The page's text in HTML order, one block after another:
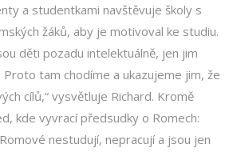
a studentkami navštěvuje školy s
žáků, aby je motivoval ke studiu.
děti pozadu intelektuálně, jen jim
tam chodíme a ukazujeme jim, že
cílů,“ vysvětluje Richard. Kromě
kde vyvrací předsudky o Romech:
nestudují, nepracují a jsou jen